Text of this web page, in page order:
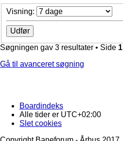
Visning:
Søgningen gav 3 resultater • Side 1
Gå til avanceret søgning
Boardindeks
Alle tider er UTC+02:00
Slet cookies